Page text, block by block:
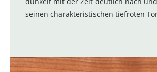
seinen charakteristischen tiefroten